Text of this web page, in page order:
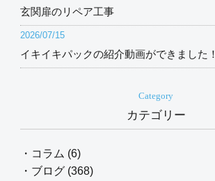
玄関扉のリペア工事
2026/07/15
イキイキパックの紹介動画ができました！
Category
カテゴリー
・コラム (6)
・ブログ (368)